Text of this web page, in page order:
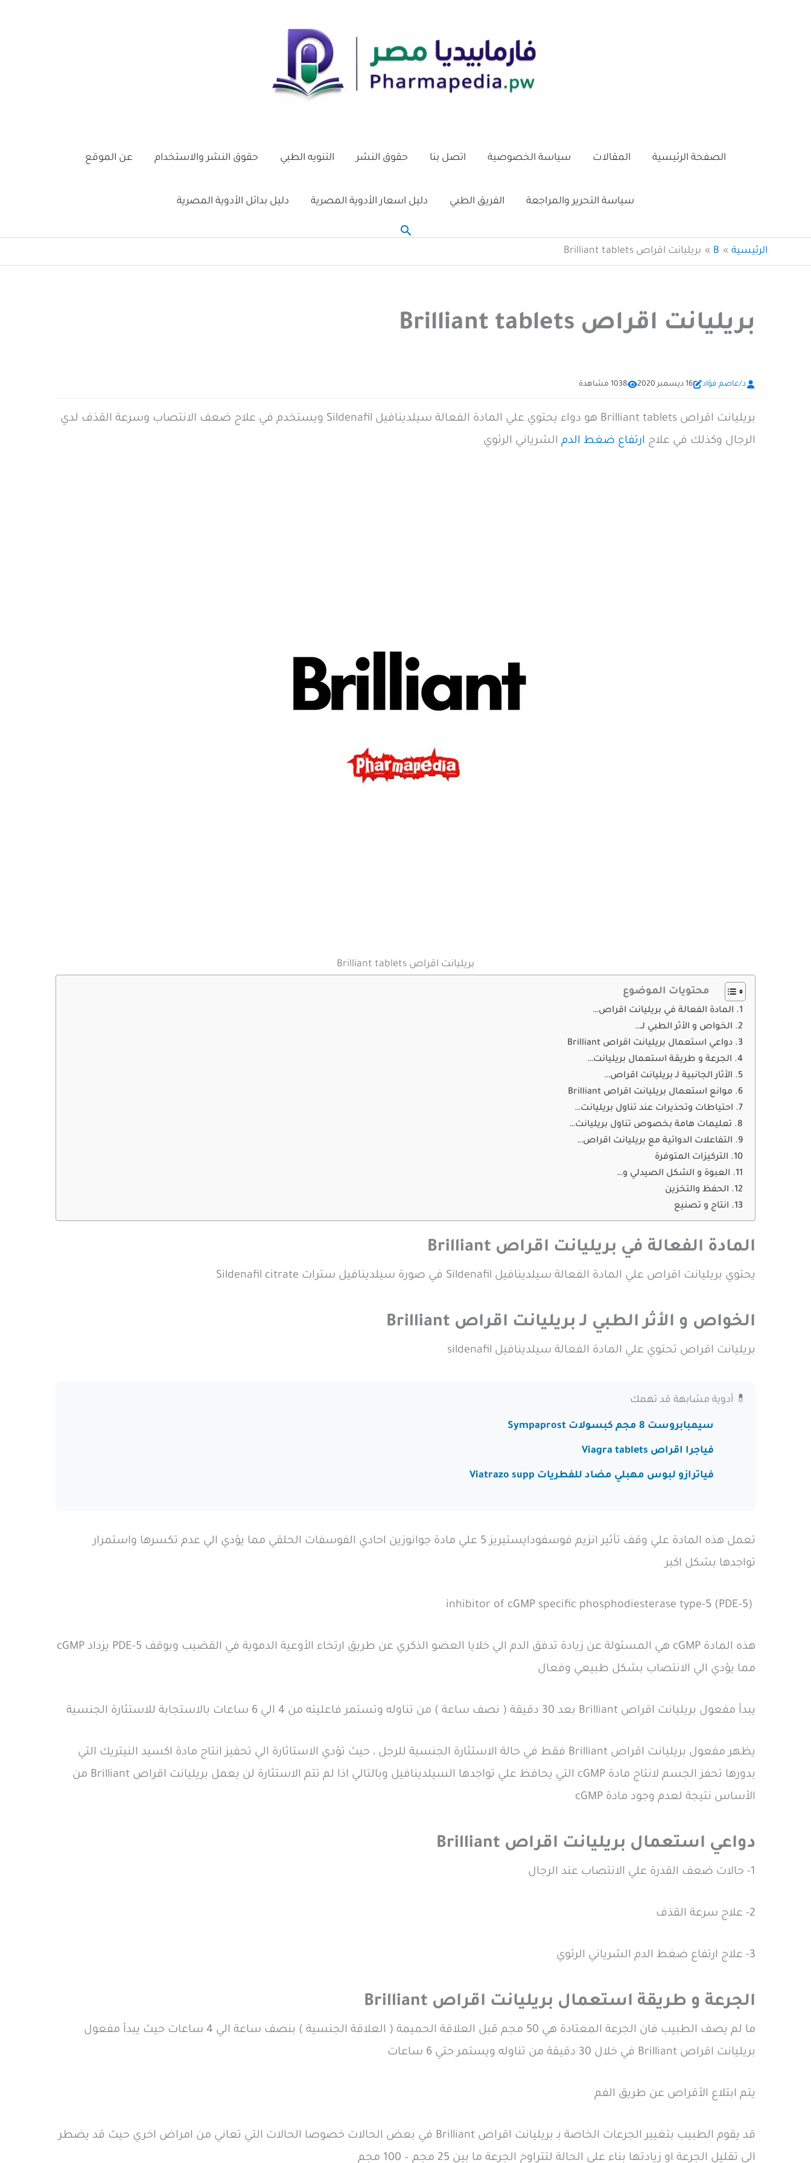
الصفحة الرئيسية المقالات سياسة الخصوصية اتصل بنا حقوق النشر التنويه الطبي حقوق النشر والاستخدام عن الموقع
سياسة التحرير والمراجعة الفريق الطبي دليل اسعار الأدوية المصرية دليل بدائل الأدوية المصرية
البحث
الرئيسية B بريليانت اقراص Brilliant tablets
بريليانت اقراص Brilliant tablets
د/عاصم فؤاد 16 ديسمبر 2020 1038 مشاهدة
بريليانت اقراص Brilliant tablets هو دواء يحتوي علي المادة الفعالة سيلدينافيل Sildenafil ويستخدم في علاج ضعف الانتصاب وسرعة القذف لدي
الرجال وكذلك في علاج ارتفاع ضغط الدم الشرياني الرئوي
بريليانت اقراص Brilliant tablets
محتويات الموضوع
المادة الفعالة في بريليانت اقراص…
الخواص و الأثر الطبي لـ…
دواعي استعمال بريليانت اقراص Brilliant
الجرعة و طريقة استعمال بريليانت…
الأثار الجانبية لـ بريليانت اقراص…
موانع استعمال بريليانت اقراص Brilliant
احتياطات وتحذيرات عند تناول بريليانت…
تعليمات هامة بخصوص تناول بريليانت…
التفاعلات الدوائية مع بريليانت اقراص…
التركيزات المتوفرة
العبوة و الشكل الصيدلي و…
الحفظ والتخزين
انتاج و تصنيع
المادة الفعالة في بريليانت اقراص Brilliant
يحتوي بريليانت اقراص علي المادة الفعالة سيلدينافيل Sildenafil في صورة سيلدينافيل سترات Sildenafil citrate
الخواص و الأثر الطبي لـ بريليانت اقراص Brilliant
بريليانت اقراص تحتوي علي المادة الفعالة سيلدينافيل sildenafil
💊 أدوية مشابهة قد تهمك
سيمبابروست 8 مجم كبسولات Sympaprost
فياجرا اقراص Viagra tablets
فياترازو لبوس مهبلي مضاد للفطريات Viatrazo supp
تعمل هذه المادة علي وقف تأثير انزيم فوسفودايستيريز 5 علي مادة جوانوزين احادي الفوسفات الحلقي مما يؤدي الي عدم تكسرها واستمرار
تواجدها بشكل اكبر
هذه المادة cGMP هي المسئولة عن زيادة تدفق الدم الي خلايا العضو الذكري عن طريق ارتخاء الأوعية الدموية في القضيب وبوقف PDE-5 يزداد cGMP
مما يؤدي الي الانتصاب بشكل طبيعي وفعال
يبدأ مفعول بريليانت اقراص Brilliant بعد 30 دقيقة ( نصف ساعة ) من تناوله وتستمر فاعليته من 4 الي 6 ساعات بالاستجابة للاستثارة الجنسية
يظهر مفعول بريليانت اقراص Brilliant فقط في حالة الاستثارة الجنسية للرجل ، حيث تؤدي الاستاثارة الي تحفيز انتاج مادة اكسيد النيتريك التي
بدورها تحفز الجسم لانتاج مادة cGMP التي يحافظ علي تواجدها السيلدينافيل وبالتالي اذا لم تتم الاستثارة لن يعمل بريليانت اقراص Brilliant من
الأساس نتيجة لعدم وجود مادة cGMP
دواعي استعمال بريليانت اقراص Brilliant
1- حالات ضعف القدرة علي الانتصاب عند الرجال
2- علاج سرعة القذف
3- علاج ارتفاع ضغط الدم الشرياني الرئوي
الجرعة و طريقة استعمال بريليانت اقراص Brilliant
ما لم يصف الطبيب فان الجرعة المعتادة هي 50 مجم قبل العلاقة الحميمة ( العلاقة الجنسية ) بنصف ساعة الي 4 ساعات حيث يبدأ مفعول
بريليانت اقراص Brilliant في خلال 30 دقيقة من تناوله ويستمر حتي 6 ساعات
يتم ابتلاع الأقراص عن طريق الفم
قد يقوم الطبيب بتغيير الجرعات الخاصة بـ بريليانت اقراص Brilliant في بعض الحالات خصوصا الحالات التي تعاني من امراض اخري حيث قد يضطر
الي تقليل الجرعة او زيادتها بناء علي الحالة لتتراوح الجرعة ما بين 25 مجم – 100 مجم